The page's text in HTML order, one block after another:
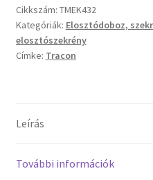
(Al)
mennyiség
Cikkszám: TMEK432
Kategóriák: Elosztódoboz,
elosztószekrény
Címke: Tracon
Leírás
További információk